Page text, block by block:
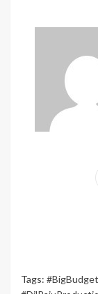
Tags: